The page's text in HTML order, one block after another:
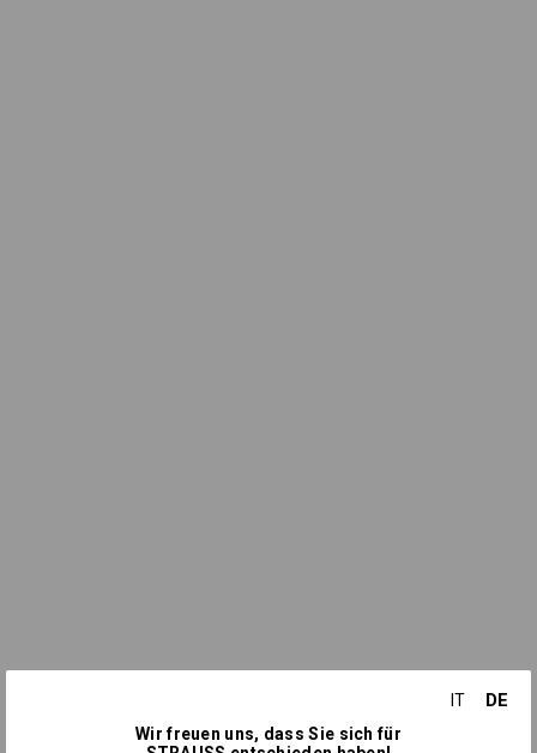
IT DE
Wir freuen uns, dass Sie sich für